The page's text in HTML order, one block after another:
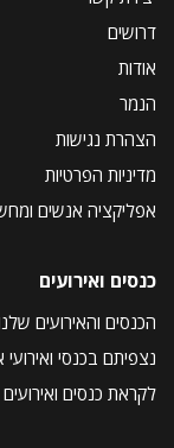
דרושים
אודות
הנמר
הצהרת נגישות
מדיניות הפרטיות
אפליקציה אנשים
כנסים ואירועים
הכנסים והאירועים
נצפיתם בכנסי
לקראת כנסים